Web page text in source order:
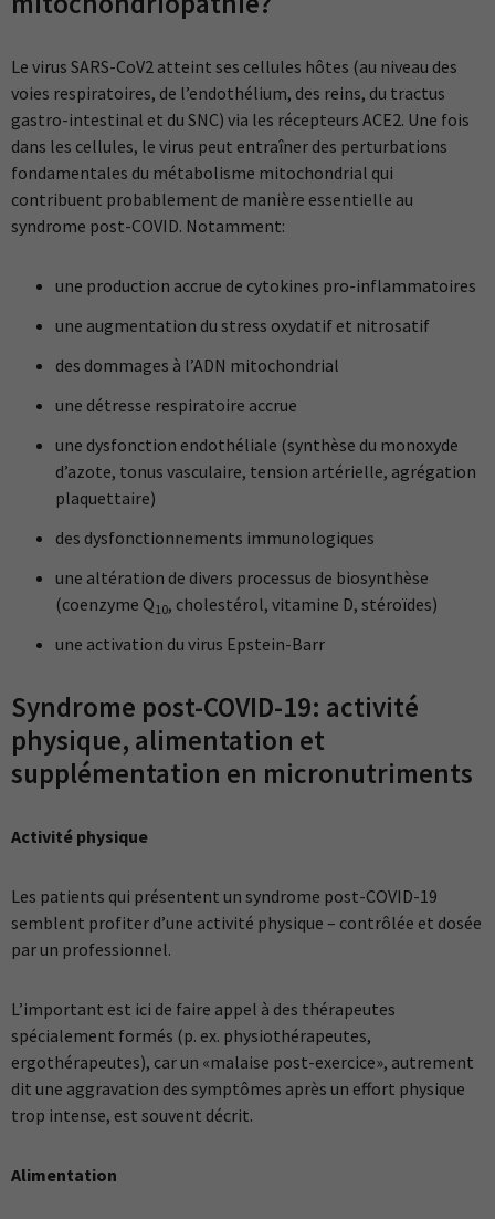
Le virus SARS-CoV2 atteint ses cellules hôtes (au niveau des
voies respiratoires, de l’endothélium, des reins, du tractus
gastro-intestinal et du SNC) via les récepteurs ACE2. Une fois
dans les cellules, le virus peut entraîner des perturbations
fondamentales du métabolisme mitochondrial qui
contribuent probablement de manière essentielle au
syndrome post-COVID. Notamment:
une production accrue de cytokines pro-inflammatoires
une augmentation du stress oxydatif et nitrosatif
des dommages à l’ADN mitochondrial
une détresse respiratoire accrue
une dysfonction endothéliale (synthèse du monoxyde
d’azote, tonus vasculaire, tension artérielle, agrégation
plaquettaire)
des dysfonctionnements immunologiques
une altération de divers processus de biosynthèse
(coenzyme Q 10, cholestérol, vitamine D, stéroïdes)
une activation du virus Epstein-Barr
Syndrome post-COVID-19: activité
physique, alimentation et
supplémentation en micronutriments
Activité physique
Les patients qui présentent un syndrome post-COVID-19
semblent profiter d’une activité physique – contrôlée et dosée
par un professionnel.
L’important est ici de faire appel à des thérapeutes
spécialement formés (p. ex. physiothérapeutes,
ergothérapeutes), car un «malaise post-exercice», autrement
dit une aggravation des symptômes après un effort physique
trop intense, est souvent décrit.
Alimentation